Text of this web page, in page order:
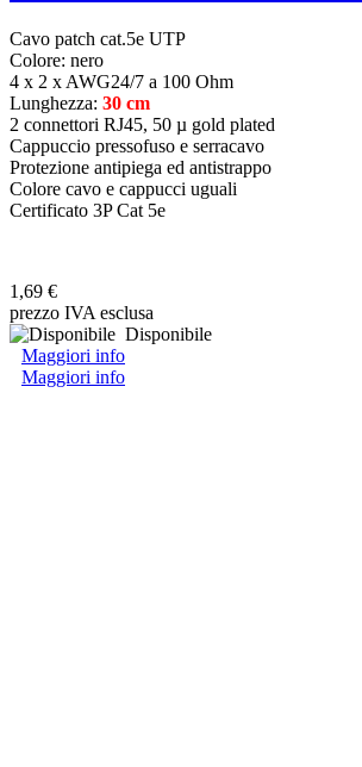
Cavo patch cat.5e UTP
Colore: nero
4 x 2 x AWG24/7 a 100 Ohm
Lunghezza: 30 cm
2 connettori RJ45, 50 µ gold plated
Cappuccio pressofuso e serracavo
Protezione antipiega ed antistrappo
Colore cavo e cappucci uguali
Certificato 3P Cat 5e
1,69 €
prezzo IVA esclusa
Disponibile
Maggiori info
Maggiori info